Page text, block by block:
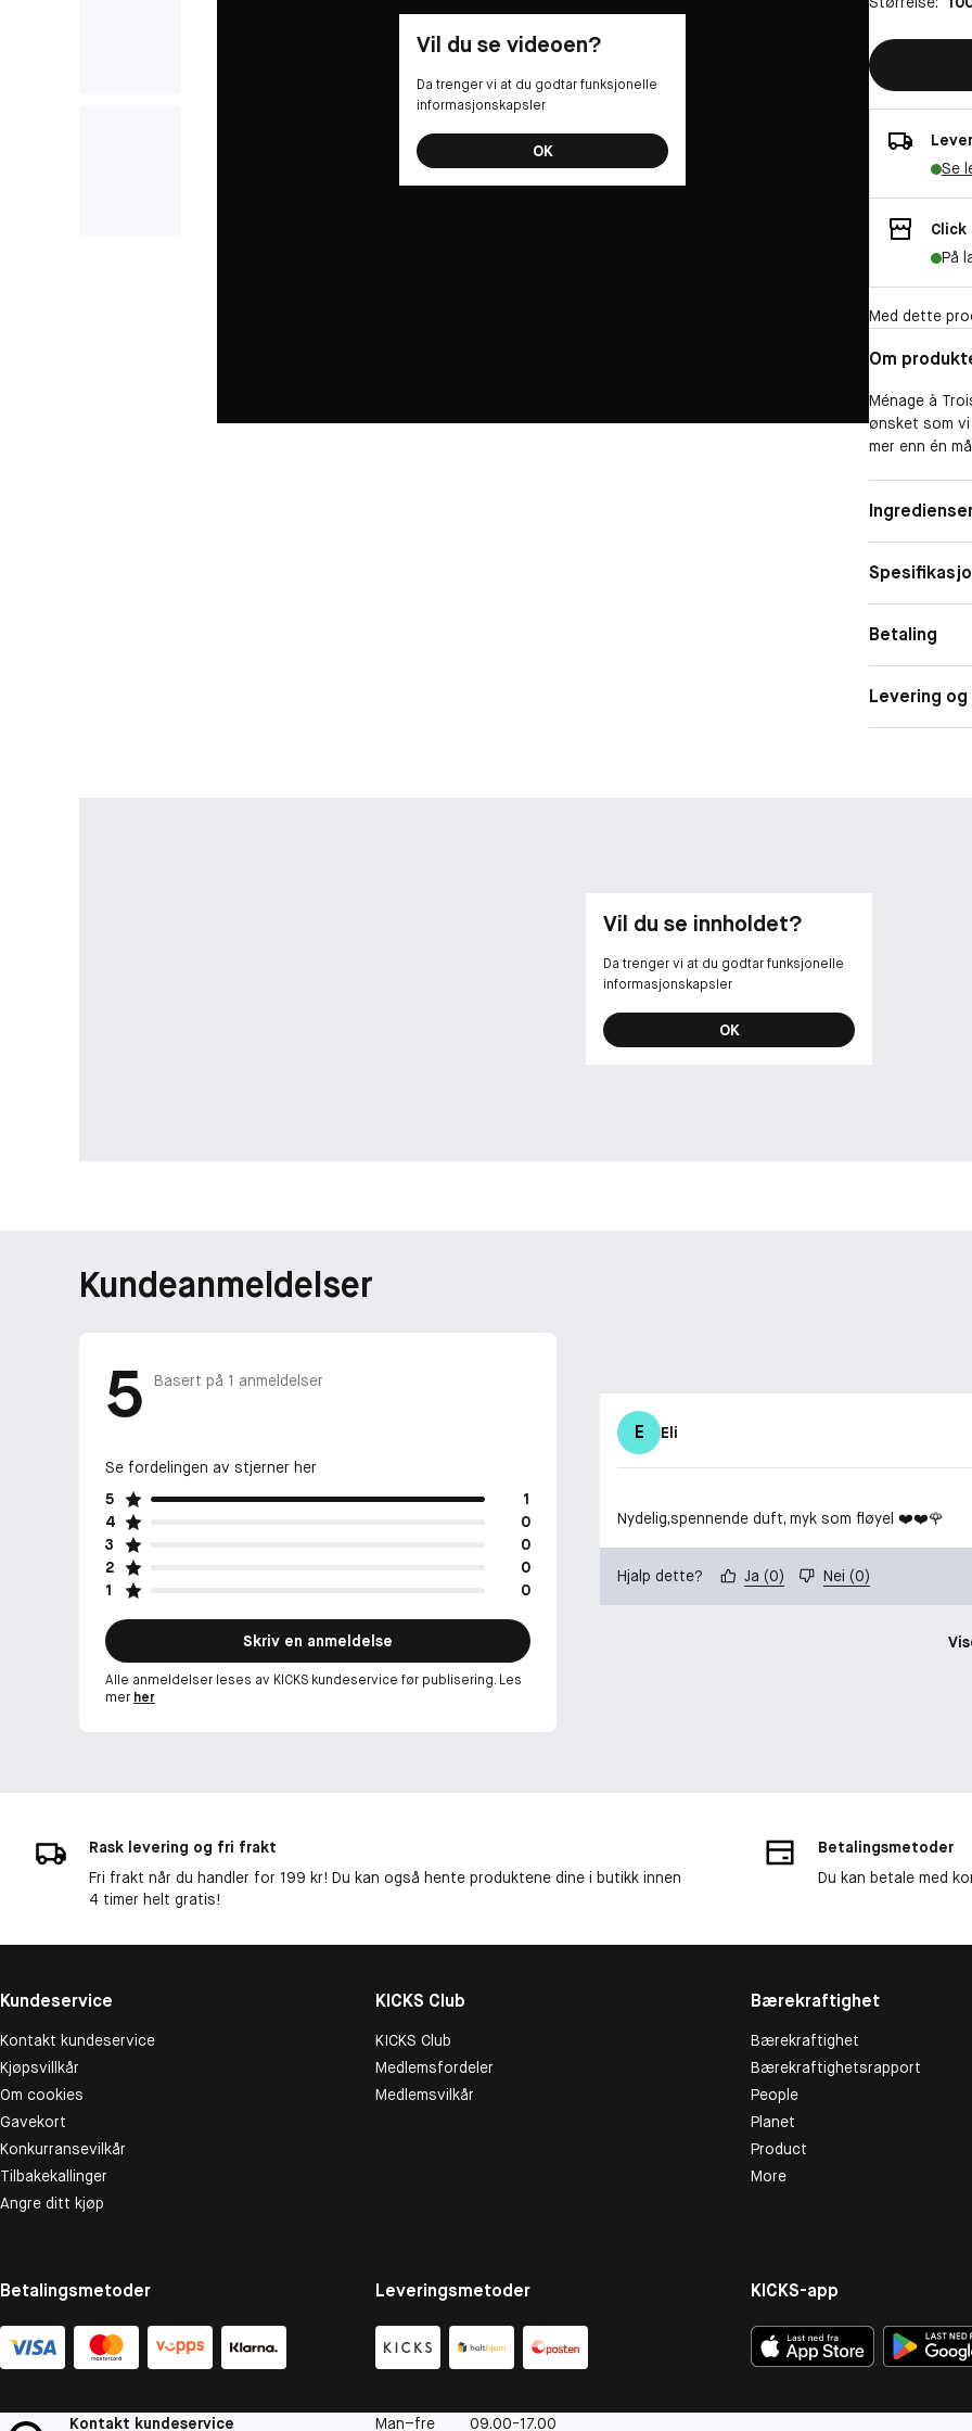
Vil du se videoen?
Da trenger vi at du godtar funksjonelle
informasjonskapsler
OK
Se
På
Med dette
Om
Ménage à
ønsket som
mer enn én
Parfymen har
hvorav én av
MÉNAGE À
Produktet
Betaling
Levering
Vil du se innholdet?
Da trenger vi at du godtar funksjonelle
informasjonskapsler
OK
Kundeanmeldelser
5 Basert på 1 anmeldelser
Se fordelingen av stjerner her
5
1
4
0
3
0
2
0
1
0
Skriv en anmeldelse
Alle anmeldelser leses av KICKS kundeservice før publisering. Les
mer her
E Eli
Nydelig,spennende duft, myk som fløyel ❤️❤️🌹
Hjalp dette? Ja (0) Nei (0)
Rask levering og fri frakt
Fri frakt når du handler for 199 kr! Du kan også hente produktene dine i butikk innen
4 timer helt gratis!
Betalingsmetoder
Du kan betale med
Kundeservice
Kontakt kundeservice
Kjøpsvillkår
Om cookies
Gavekort
Konkurransevilkår
Tilbakekallinger
Angre ditt kjøp
KICKS Club
KICKS Club
Medlemsfordeler
Medlemsvilkår
Bærekraftighet
Bærekraftighet
Bærekraftighetsrapport
People
Planet
Product
More
Betalingsmetoder Leveringsmetoder KICKS-app
Kontakt kundeservice Man–fre 09.00-17.00